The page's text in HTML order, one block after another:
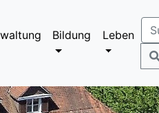
Bildung Leben